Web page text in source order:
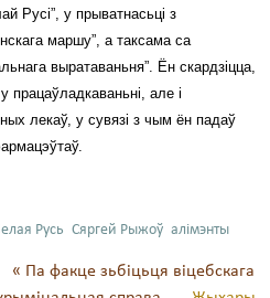
Русі”, у прыватнасьці з
маршу”, а таксама са
выратаваньня”. Ён скардзіцца,
але і
лекаў, у сувязі з чым ён падаў
Русь Сяргей Рыжоў алімэнты
« Па факце зьбіцьця віцебскага